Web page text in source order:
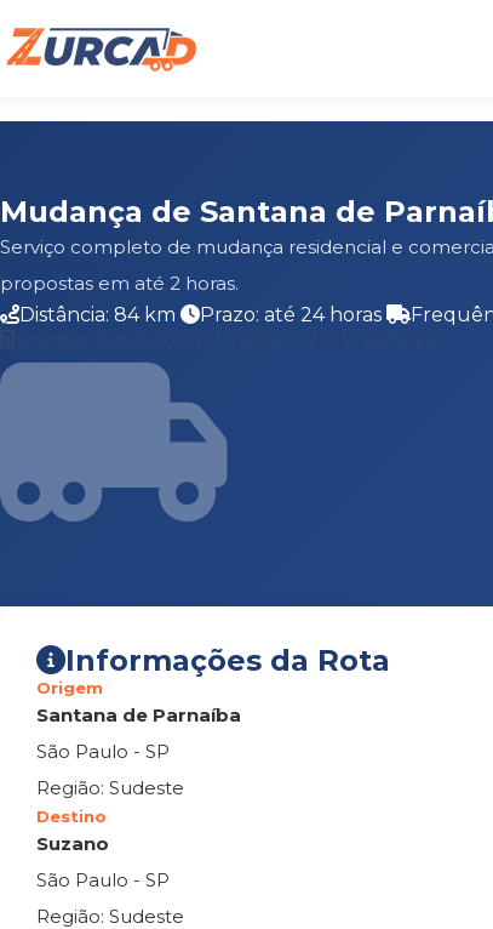
Mudança de Santana de
Serviço completo de mudança residencial e
propostas em até 2 horas.
Distância: 84 km
Prazo: até 24 horas
Informações da Rota
Origem
Santana de Parnaíba
São Paulo - SP
Região: Sudeste
Destino
Suzano
São Paulo - SP
Região: Sudeste